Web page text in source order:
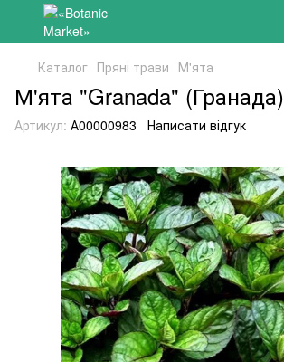
Каталог Пряні трави М'ята
М'ята "Granada" (Гранада)
Артикул: А00000983 Написати відгук